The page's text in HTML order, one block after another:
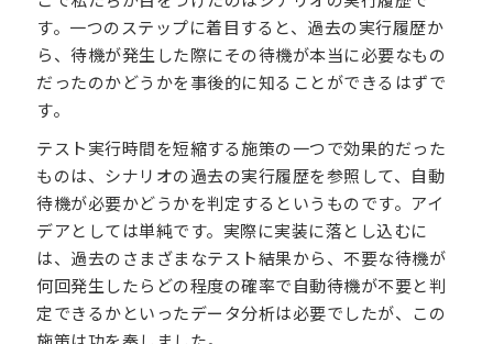
す。一つのステップに着目すると、過去の実行履歴か
ら、待機が発生した際にその待機が本当に必要なもの
だったのかどうかを事後的に知ることができるはずで
す。
テスト実行時間を短縮する施策の一つで効果的だった
ものは、シナリオの過去の実行履歴を参照して、自動
待機が必要かどうかを判定するというものです。アイ
デアとしては単純です。実際に実装に落とし込むに
は、過去のさまざまなテスト結果から、不要な待機が
何回発生したらどの程度の確率で自動待機が不要と判
定できるかといったデータ分析は必要でしたが、この